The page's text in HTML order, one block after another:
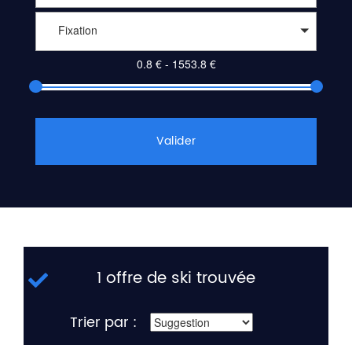
Fixation
Valider
1 offre de ski trouvée
Trier par :